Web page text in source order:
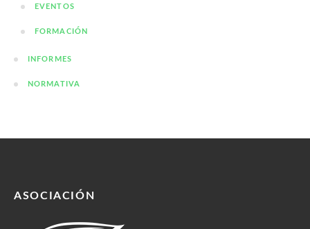
EVENTOS
FORMACIÓN
INFORMES
NORMATIVA
ASOCIACIÓN